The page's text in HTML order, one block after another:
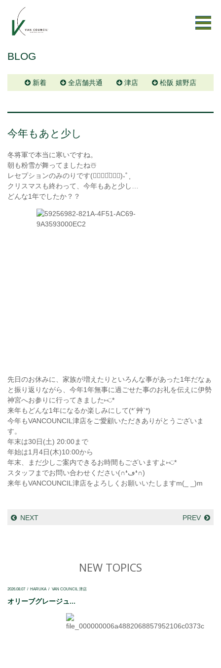
BLOG
新着 全店舗共通 津店 松阪 嬉野店
今年もあと少し
冬将軍で本当に寒いですね。
朝も粉雪が舞ってましたね☃️
レセプションのみのりです(๑⃙⃘◡̈๑⃙⃘)˖˚ ͙
クリスマスも終わって、今年もあと少し…
どんな1年でしたか？？
先日のお休みに、家族が増えたりといろんな事があった1年だなぁ
と振り返りながら、今年1年無事に過ごせた事のお礼を伝えに伊勢
神宮へお参りに行ってきました⑅◡̈*
来年もどんな1年になるか楽しみにして(*´艸`*)
今年もVANCOUNCIL津店をご愛顧いただきありがとうございま
す。
年末は30日(土) 20:00まで
年始は1月4日(木)10:00から
年末、まだ少しご案内できるお時間もございますよ⑅◡̈*
スタッフまでお問い合わせください(∩❛ڡ❛∩)
来年もVANCOUNCIL津店をよろしくお願いいたしますm(_ _)m
NEXT PREV
NEW TOPICS
2026.08.07 HARUKA VAN COUNCIL 津店
オリーブグレージュ...